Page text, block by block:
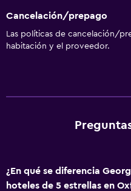
Cancelación/prepago
Las políticas de cancelación/
habitación y el proveedor.
¿En qué se diferencia
hoteles de 5 estrellas en